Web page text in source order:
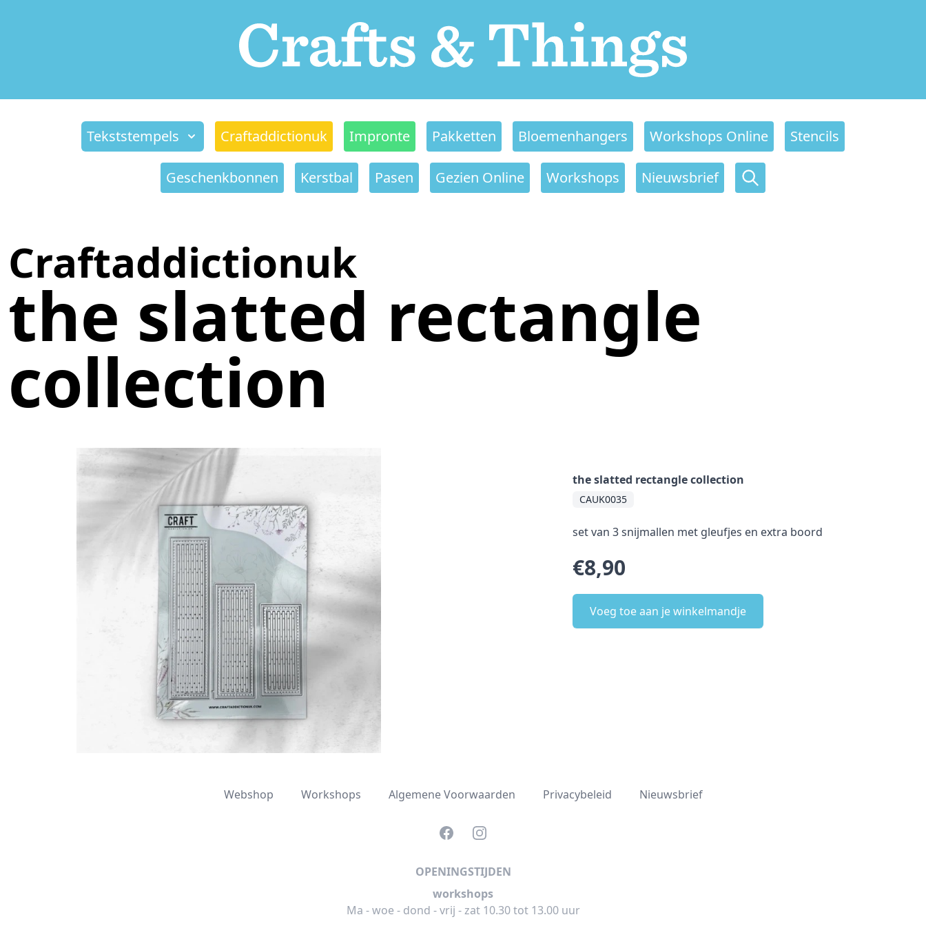
Tekststempels Craftaddictionuk Impronte Pakketten Bloemenhangers Workshops Online Stencils
Geschenkbonnen Kerstbal Pasen Gezien Online Workshops Nieuwsbrief
Craftaddictionuk
the slatted rectangle
collection
the slatted rectangle collection
CAUK0035
set van 3 snijmallen met gleufjes en extra boord
€8,90
Voeg toe aan je winkelmandje
Webshop Workshops Algemene Voorwaarden Privacybeleid Nieuwsbrief
FacebookInstagram
OPENINGSTIJDEN
workshops
Ma - woe - dond - vrij - zat 10.30 tot 13.00 uur